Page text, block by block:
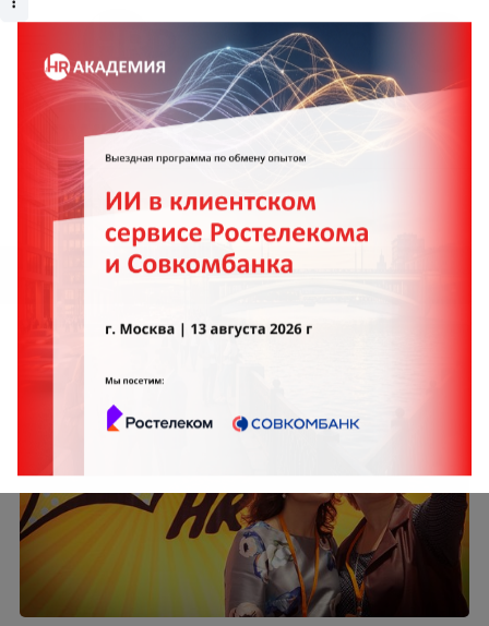
МАТЕРИАЛЫ ПО ТЕМЕ:
WOWHR2017
Тип материалов